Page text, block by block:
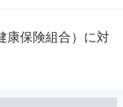
康保険組合）に対